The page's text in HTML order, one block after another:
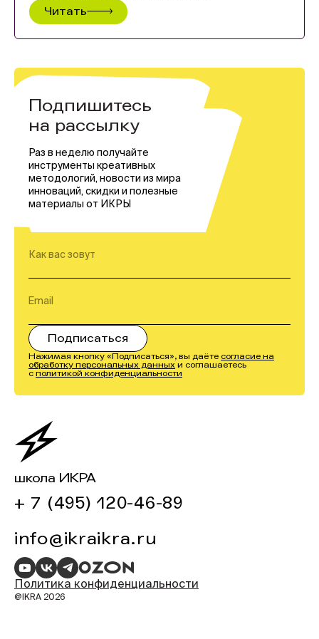
Читать
Подпишитесь
на рассылку
Раз в неделю получайте
инструменты креативных
методологий, новости из мира
инноваций, скидки и полезные
материалы от ИКРЫ
Нажимая кнопку «Подписаться», вы даёте согласие на
обработку персональных данных и соглашаетесь
с политикой конфиденциальности
школа ИКРА
+ 7 (495) 120-46-89
info@ikraikra.ru
Политика конфиденциальности
@IKRA 2026